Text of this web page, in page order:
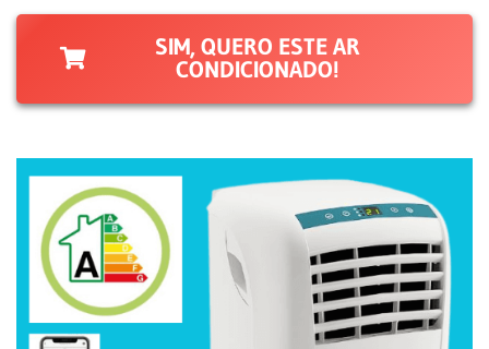
SIM, QUERO ESTE AR
CONDICIONADO!